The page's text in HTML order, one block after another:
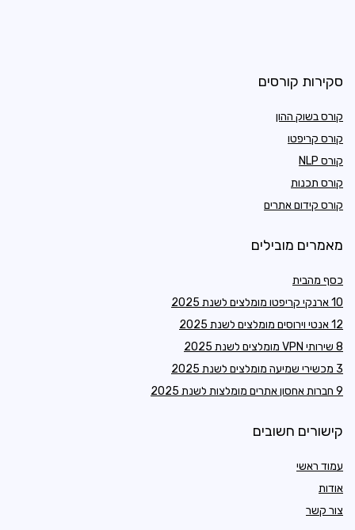
סקירות קורסים
קורס בשוק ההון
קורס קריפטו
קורס NLP
קורס תכנות
קורס קידום אתרים
מאמרים מובילים
כסף מהבית
10 ארנקי קריפטו מומלצים לשנת 2025
12 אנטי וירוסים מומלצים לשנת 2025
8 שירותי VPN מומלצים לשנת 2025
3 מכשירי שמיעה מומלצים לשנת 2025
9 חברות אחסון אתרים מומלצות לשנת 2025
קישורים חשובים
עמוד ראשי
אודות
צור קשר